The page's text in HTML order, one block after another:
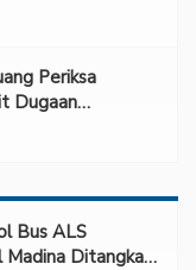
Periksa
Dugaan
Bus ALS
Madina Ditangkap